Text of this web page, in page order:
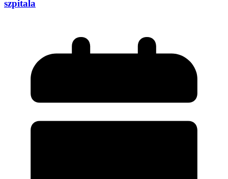
szpitala